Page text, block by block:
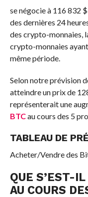
se négocie à 116 832
des dernières 24
des crypto-monnaies,
crypto-monnaies
même période.
Selon notre prévision
atteindre un prix de
représenterait une
BTCau cours des 5
TABLEAU DE
Acheter/Vendre des
QUE S’EST-
AU COURS